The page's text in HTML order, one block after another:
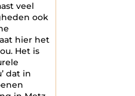
veel
ook
hier het
Het is
dat in